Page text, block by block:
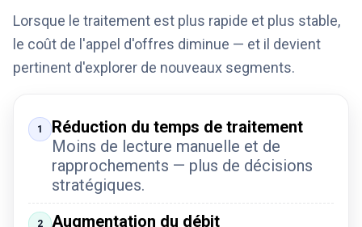
Lorsque le traitement est plus rapide et plus stable,
le coût de l'appel d'offres diminue — et il devient
pertinent d'explorer de nouveaux segments.
1
Réduction du temps de traitement
Moins de lecture manuelle et de
rapprochements — plus de décisions
stratégiques.
2 Augmentation du débit